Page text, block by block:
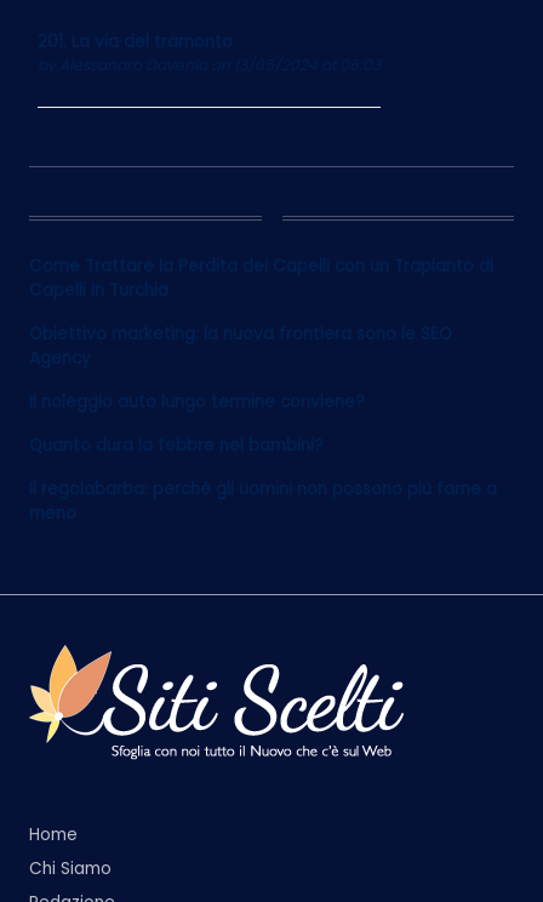
201. La via del tramonto
on 13/05/2024 at 06:03
12
Come Trattare la Perdita dei Capelli con un Trapianto di
Capelli in Turchia
Obiettivo marketing: la nuova frontiera sono le SEO
Agency
Il noleggio auto lungo termine conviene?
Quanto dura la febbre nei bambini?
Il regolabarba: perché gli uomini non possono più farne a
meno
Home
Chi Siamo